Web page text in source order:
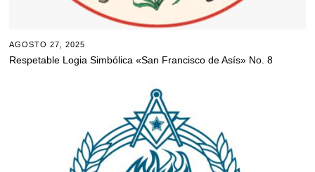
AGOSTO 27, 2025
Respetable Logia Simbólica «San Francisco de Asís» No. 8